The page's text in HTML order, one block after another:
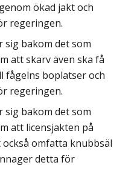
ökad jakt och
regeringen.
sig bakom det som
att skarv även ska få
fågelns boplatser och
regeringen.
sig bakom det som
att licensjakten på
omfatta knubbsäl
detta för